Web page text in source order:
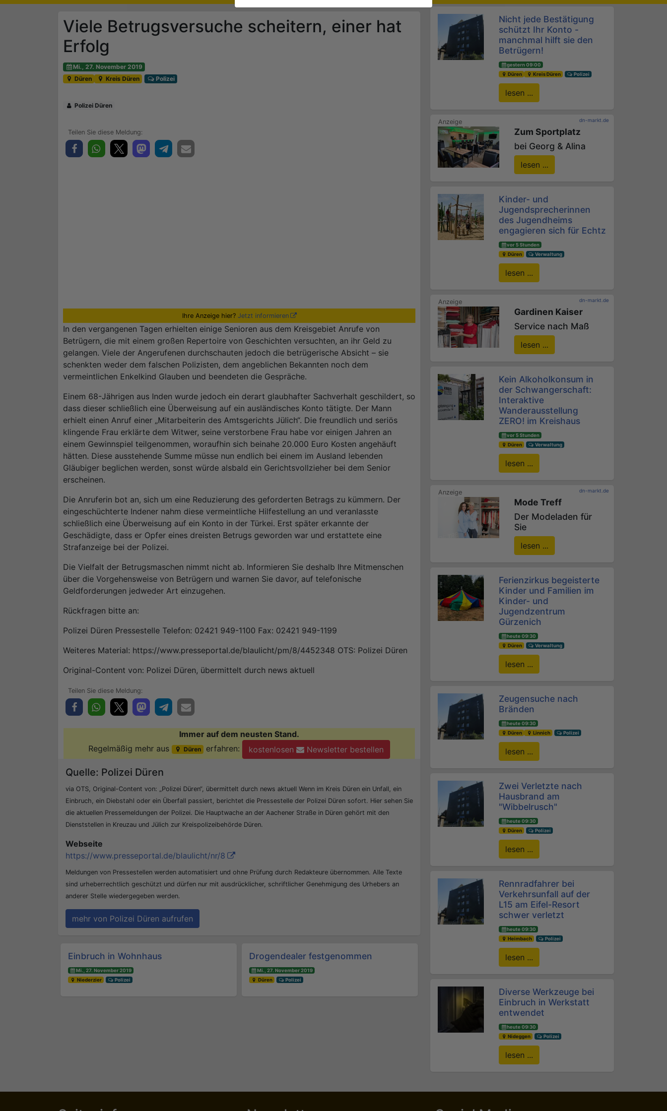
Viele Betrugsversuche scheitern, einer hat
Erfolg
Mi., 27. November 2019
Düren
Kreis Düren Polizei
Polizei Düren
Ihre Anzeige hier? Jetzt informieren
In den vergangenen Tagen erhielten einige Senioren aus dem Kreisgebiet Anrufe von
Betrügern, die mit einem großen Repertoire von Geschichten versuchten, an ihr Geld zu
gelangen. Viele der Angerufenen durchschauten jedoch die betrügerische Absicht – sie
schenkten weder dem falschen Polizisten, dem angeblichen Bekannten noch dem
vermeintlichen Enkelkind Glauben und beendeten die Gespräche.
Einem 68-Jährigen aus Inden wurde jedoch ein derart glaubhafter Sachverhalt geschildert, so
dass dieser schließlich eine Überweisung auf ein ausländisches Konto tätigte. Der Mann
erhielt einen Anruf einer „Mitarbeiterin des Amtsgerichts Jülich“. Die freundlich und seriös
klingende Frau erklärte dem Witwer, seine verstorbene Frau habe vor einigen Jahren an
einem Gewinnspiel teilgenommen, woraufhin sich beinahe 20.000 Euro Kosten angehäuft
hätten. Diese ausstehende Summe müsse nun endlich bei einem im Ausland lebenden
Gläubiger beglichen werden, sonst würde alsbald ein Gerichtsvollzieher bei dem Senior
erscheinen.
Die Anruferin bot an, sich um eine Reduzierung des geforderten Betrags zu kümmern. Der
eingeschüchterte Indener nahm diese vermeintliche Hilfestellung an und veranlasste
schließlich eine Überweisung auf ein Konto in der Türkei. Erst später erkannte der
Geschädigte, dass er Opfer eines dreisten Betrugs geworden war und erstattete eine
Strafanzeige bei der Polizei.
Die Vielfalt der Betrugsmaschen nimmt nicht ab. Informieren Sie deshalb Ihre Mitmenschen
über die Vorgehensweise von Betrügern und warnen Sie davor, auf telefonische
Geldforderungen jedweder Art einzugehen.
Rückfragen bitte an:
Polizei Düren Pressestelle Telefon: 02421 949-1100 Fax: 02421 949-1199
Weiteres Material: https://www.presseportal.de/blaulicht/pm/8/4452348 OTS: Polizei Düren
Original-Content von: Polizei Düren, übermittelt durch news aktuell
Immer auf dem neusten Stand.
Regelmäßig mehr aus
Düren erfahren: kostenlosen Newsletter bestellen
Quelle: Polizei Düren
via OTS, Original-Content von: „Polizei Düren“, übermittelt durch news aktuell Wenn im Kreis Düren ein Unfall, ein
Einbruch, ein Diebstahl oder ein Überfall passiert, berichtet die Pressestelle der Polizei Düren sofort. Hier sehen Sie
die aktuellen Pressemeldungen der Polizei. Die Hauptwache an der Aachener Straße in Düren gehört mit den
Dienststellen in Kreuzau und Jülich zur Kreispolizeibehörde Düren.
Webseite
https://www.presseportal.de/blaulicht/nr/8
Meldungen von Pressestellen werden automatisiert und ohne Prüfung durch Redakteure übernommen. Alle Texte
sind urheberrechtlich geschützt und dürfen nur mit ausdrücklicher, schriftlicher Genehmigung des Urhebers an
anderer Stelle wiedergegeben werden.
mehr von Polizei Düren aufrufen
Beitrags-Navigation
Einbruch in Wohnhaus
Mi., 27. November 2019
Niederzier
Polizei
Drogendealer festgenommen
Mi., 27. November 2019
Düren
Polizei
Nicht jede Bestätigung
schützt Ihr Konto -
manchmal hilft sie den
Betrügern!
gestern 09:00
Düren
Kreis Düren Polizei
lesen ...
dn-markt.de
Zum Sportplatz
bei Georg & Alina
lesen ...
Kinder- und
Jugendsprecherinnen
des Jugendheims
engagieren sich für Echtz
vor 5 Stunden
Düren
Verwaltung
lesen ...
dn-markt.de
Gardinen Kaiser
Service nach Maß
lesen ...
Kein Alkoholkonsum in
der Schwangerschaft:
Interaktive
Wanderausstellung
ZERO! im Kreishaus
vor 5 Stunden
Düren
Verwaltung
lesen ...
dn-markt.de
Mode Treff
Der Modeladen für
Sie
lesen ...
Ferienzirkus begeisterte
Kinder und Familien im
Kinder- und
Jugendzentrum
Gürzenich
heute 09:30
Düren
Verwaltung
lesen ...
Zeugensuche nach
Bränden
heute 09:30
Düren
Linnich Polizei
lesen ...
Zwei Verletzte nach
Hausbrand am
"Wibbelrusch"
heute 09:30
Düren
Polizei
lesen ...
Rennradfahrer bei
Verkehrsunfall auf der
L15 am Eifel-Resort
schwer verletzt
heute 09:30
Heimbach
Polizei
lesen ...
Diverse Werkzeuge bei
Einbruch in Werkstatt
entwendet
heute 09:30
Nideggen
Polizei
lesen ...